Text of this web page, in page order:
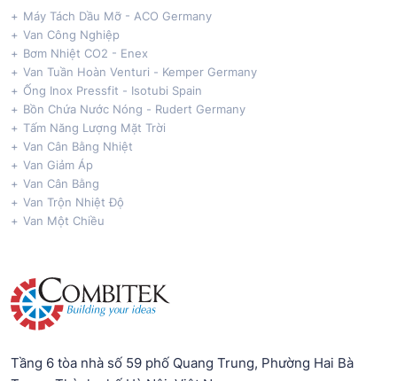
Máy Tách Dầu Mỡ - ACO Germany
Van Công Nghiệp
Bơm Nhiệt CO2 - Enex
Van Tuần Hoàn Venturi - Kemper Germany
Ống Inox Pressfit - Isotubi Spain
Bồn Chứa Nước Nóng - Rudert Germany
Tấm Năng Lượng Mặt Trời
Van Cân Bằng Nhiệt
Van Giảm Áp
Van Cân Bằng
Van Trộn Nhiệt Độ
Van Một Chiều
Tầng 6 tòa nhà số 59 phố Quang Trung, Phường Hai Bà